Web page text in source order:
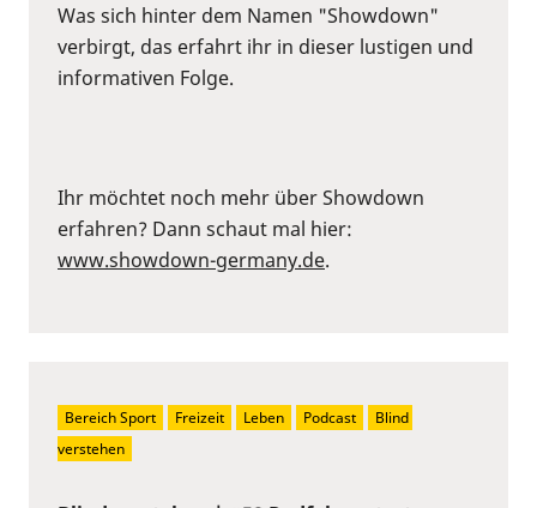
Was sich hinter dem Namen "Showdown"
verbirgt, das erfahrt ihr in dieser lustigen und
informativen Folge.
Ihr möchtet noch mehr über Showdown
erfahren? Dann schaut mal hier:
www.showdown-germany.de.
Bereich Sport Freizeit Leben Podcast
Blind
verstehen